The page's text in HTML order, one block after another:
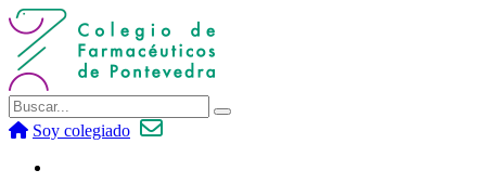
Soy colegiado